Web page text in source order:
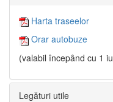
Harta traseelor
Orar autobuze
(valabil începând cu 1
Legături utile